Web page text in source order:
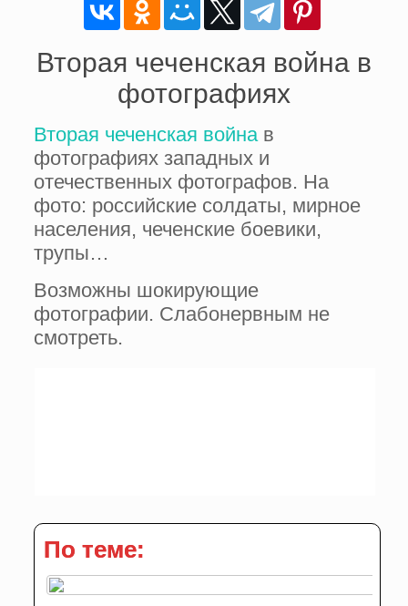
Вторая чеченская война в
фотографиях
Вторая чеченская войнав
фотографиях западных и
отечественных фотографов. На
фото: российские солдаты, мирное
населения, чеченские боевики,
трупы…
Возможны шокирующие
фотографии. Слабонервным не
смотреть.
По теме: